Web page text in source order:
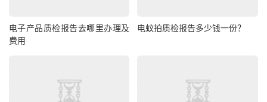
电子产品质检报告去哪里办理及
费用
电蚊拍质检报告多少钱一份？